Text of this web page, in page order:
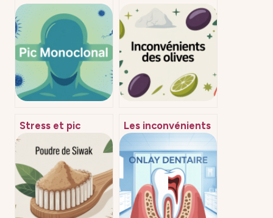
Stress et pic
monoclonal : faire
le tri entre mythe
et réalité
Les inconvénients
des olives : ce qu’il
faut vraiment
savoir